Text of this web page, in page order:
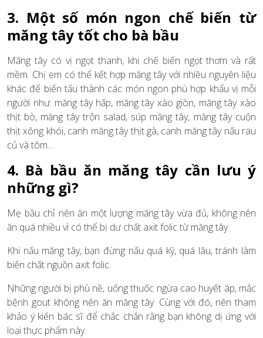
3. Một số món ngon chế biến từ
măng tây tốt cho bà bầu
Măng tây có vị ngọt thanh, khi chế biến ngọt thơm và rất
mềm. Chị em có thể kết hợp măng tây với nhiều nguyên liệu
khác để biến tấu thành các món ngon phù hợp khẩu vị mỗi
người như: măng tây hấp, măng tây xào giòn, măng tây xào
thịt bò, măng tây trộn salad, súp măng tây, măng tây cuộn
thịt xông khói, canh măng tây thịt gà, canh măng tây nấu rau
củ và tôm…
4. Bà bầu ăn măng tây cần lưu ý
những gì?
Mẹ bầu chỉ nên ăn một lượng măng tây vừa đủ, không nên
ăn quá nhiều vì có thể bị dư chất axit folic từ măng tây.
Khi nấu măng tây, bạn đừng nấu quá kỹ, quá lâu, tránh làm
biến chất nguồn axit folic.
Những người bị phù nề, uống thuốc ngừa cao huyết áp, mắc
bệnh gout không nên ăn măng tây. Cùng với đó, nên tham
khảo ý kiến bác sĩ để chắc chắn rằng bạn không dị ứng với
loại thực phẩm này.